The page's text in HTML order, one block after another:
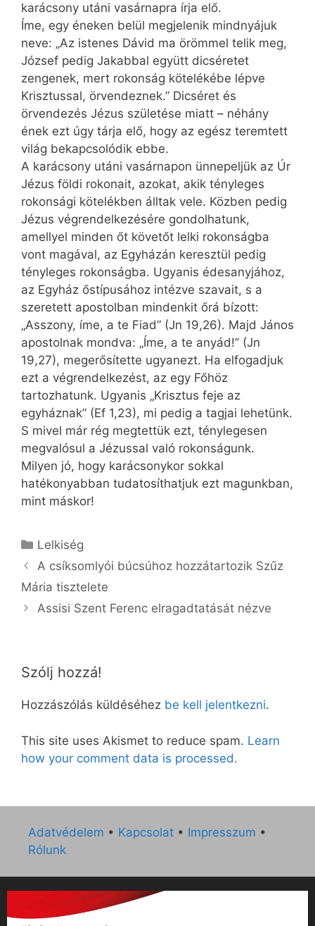
karácsony utáni vasárnapra írja elő.
Íme, egy éneken belül megjelenik mindnyájuk
neve: „Az istenes Dávid ma örömmel telik meg,
József pedig Jakabbal együtt dicséretet
zengenek, mert rokonság kötelékébe lépve
Krisztussal, örvendeznek.” Dicséret és
örvendezés Jézus születése miatt – néhány
ének ezt úgy tárja elő, hogy az egész teremtett
világ bekapcsolódik ebbe.
A karácsony utáni vasárnapon ünnepeljük az Úr
Jézus földi rokonait, azokat, akik tényleges
rokonsági kötelékben álltak vele. Közben pedig
Jézus végrendelkezésére gondolhatunk,
amellyel minden őt követőt lelki rokonságba
vont magával, az Egyházán keresztül pedig
tényleges rokonságba. Ugyanis édesanyjához,
az Egyház őstípusához intézve szavait, s a
szeretett apostolban mindenkit őrá bízott:
„Asszony, íme, a te Fiad” (Jn 19,26). Majd János
apostolnak mondva: „Íme, a te anyád!” (Jn
19,27), megerősítette ugyanezt. Ha elfogadjuk
ezt a végrendelkezést, az egy Főhöz
tartozhatunk. Ugyanis „Krisztus feje az
egyháznak” (Ef 1,23), mi pedig a tagjai lehetünk.
S mivel már rég megtettük ezt, ténylegesen
megvalósul a Jézussal való rokonságunk.
Milyen jó, hogy karácsonykor sokkal
hatékonyabban tudatosíthatjuk ezt magunkban,
mint máskor!
Kategória
Lelkiség
A csíksomlyói búcsúhoz hozzátartozik Szűz
Mária tisztelete
Assisi Szent Ferenc elragadtatását nézve
Szólj hozzá!
Hozzászólás küldéséhez be kell jelentkezni.
This site uses Akismet to reduce spam. Learn
how your comment data is processed.
Adatvédelem • Kapcsolat • Impresszum •
Rólunk